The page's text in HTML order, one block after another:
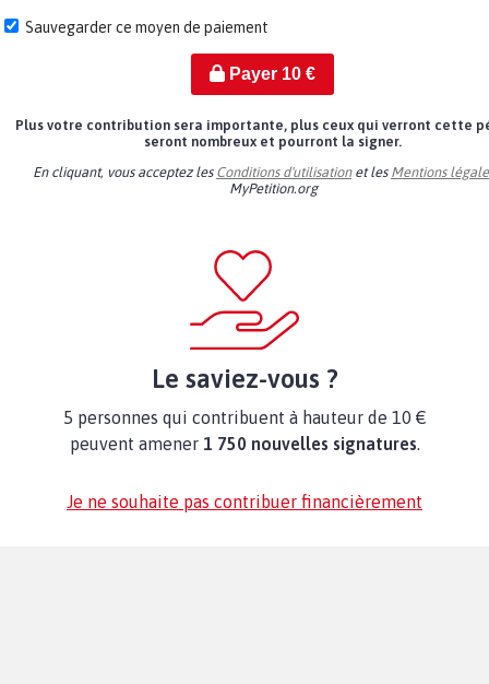
Sauvegarder ce moyen de paiement
Payer 10€
Plus votre contribution sera importante, plus ceux qui verront cette
seront nombreux et pourront la signer.
En cliquant, vous acceptez les Conditions d'utilisationet les Mentions
MyPetition.org
Le saviez-vous ?
5 personnes qui contribuent à hauteur de 10 €
peuvent amener 1 750 nouvelles signatures.
Je ne souhaite pas contribuer financièrement